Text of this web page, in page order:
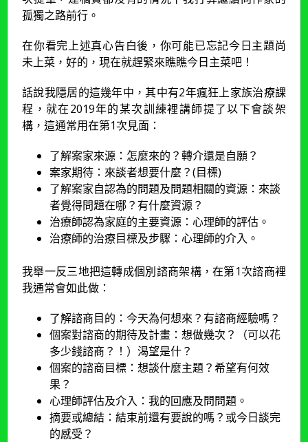
孤獨之路前行。
在你看完上述真心告白後，你可能已忘記今日主題尚
未上菜，好的，現在就趕緊來瞧瞧今日主菜吧！
話說我隱居的這幾年中，其中有2年瘋狂上家族治療課
程，就在2019年的某次訓練裡講師提了以下會談架
構，這通常用在第1次見面：
了解案家來源：怎麼來的？轉介還是自願？
案家期待：來談者想要什麼？(目標)
了解案家自認為的問題及問題相關的資源：來談
者覺得問題在哪？有什麼資源？
治療師認為家庭的主要資源：心理師的評估。
治療師的治療目標及步驟：心理師的介入。
我舉一反三地把這轉成個別諮商架構，在第1次諮商裡
我通常會如此做：
了解諮商目的：今天為何想來？有諮商經驗嗎？
個案對諮商的期待及計畫：想做幾次？（可以花
多少錢諮商？！）渴望是什？
個案的諮商目標：想談什麼主題？希望有何效
果？
心理師評估及介入：我的回應及問問題。
摘要或總結：結束前還有要說的嗎？或今日談完
的感受？